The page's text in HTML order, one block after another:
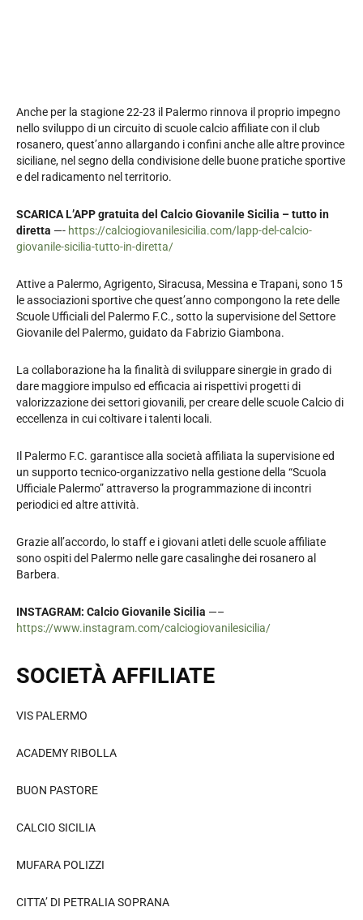
Anche per la stagione 22-23 il Palermo rinnova il proprio impegno
nello sviluppo di un circuito di scuole calcio affiliate con il club
rosanero, quest’anno allargando i confini anche alle altre province
siciliane, nel segno della condivisione delle buone pratiche sportive
e del radicamento nel territorio.
SCARICA L’APP gratuita del Calcio Giovanile Sicilia – tutto in
diretta —- https://calciogiovanilesicilia.com/lapp-del-calcio-
giovanile-sicilia-tutto-in-diretta/
Attive a Palermo, Agrigento, Siracusa, Messina e Trapani, sono 15
le associazioni sportive che quest’anno compongono la rete delle
Scuole Ufficiali del Palermo F.C., sotto la supervisione del Settore
Giovanile del Palermo, guidato da Fabrizio Giambona.
La collaborazione ha la finalità di sviluppare sinergie in grado di
dare maggiore impulso ed efficacia ai rispettivi progetti di
valorizzazione dei settori giovanili, per creare delle scuole Calcio di
eccellenza in cui coltivare i talenti locali.
Il Palermo F.C. garantisce alla società affiliata la supervisione ed
un supporto tecnico-organizzativo nella gestione della “Scuola
Ufficiale Palermo” attraverso la programmazione di incontri
periodici ed altre attività.
Grazie all’accordo, lo staff e i giovani atleti delle scuole affiliate
sono ospiti del Palermo nelle gare casalinghe dei rosanero al
Barbera.
INSTAGRAM: Calcio Giovanile Sicilia —–
https://www.instagram.com/calciogiovanilesicilia/
SOCIETÀ AFFILIATE
VIS PALERMO
ACADEMY RIBOLLA
BUON PASTORE
CALCIO SICILIA
MUFARA POLIZZI
CITTA’ DI PETRALIA SOPRANA